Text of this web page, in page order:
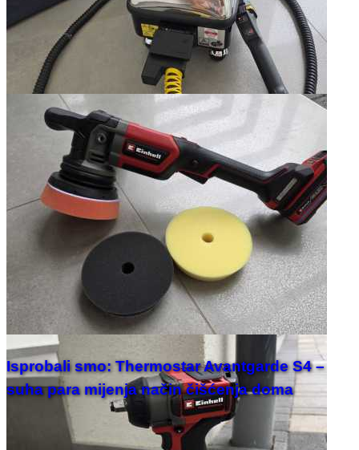
Isprobali smo: Thermostar Avantgarde S4 –
suha para mijenja način čišćenja doma